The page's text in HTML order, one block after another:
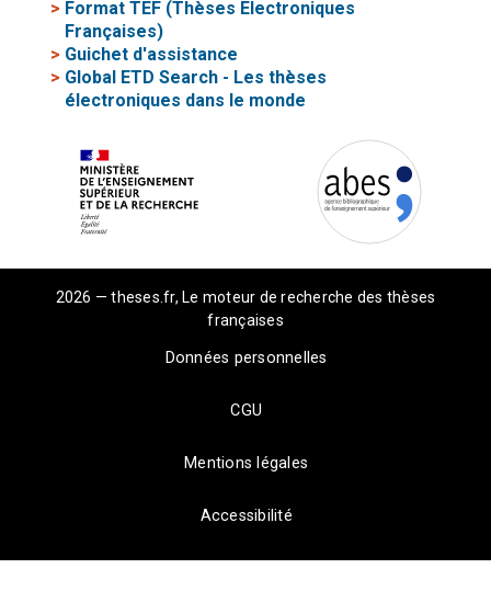
> Format TEF (Thèses Electroniques
Françaises)
> Guichet d'assistance
> Global ETD Search - Les thèses
électroniques dans le monde
2026 — theses.fr, Le moteur de recherche des thèses
françaises
Données personnelles
CGU
Mentions légales
Accessibilité